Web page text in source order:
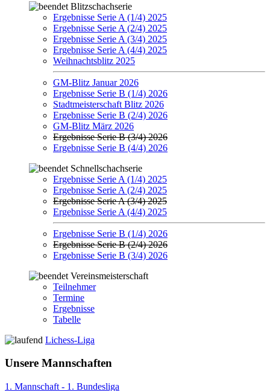
Blitzschachserie
Ergebnisse Serie A (1/4) 2025
Ergebnisse Serie A (2/4) 2025
Ergebnisse Serie A (3/4) 2025
Ergebnisse Serie A (4/4) 2025
Weihnachtsblitz 2025
GM-Blitz Januar 2026
Ergebnisse Serie B (1/4) 2026
Stadtmeisterschaft Blitz 2026
Ergebnisse Serie B (2/4) 2026
GM-Blitz März 2026
Ergebnisse Serie B (3/4) 2026
Ergebnisse Serie B (4/4) 2026
Schnellschachserie
Ergebnisse Serie A (1/4) 2025
Ergebnisse Serie A (2/4) 2025
Ergebnisse Serie A (3/4) 2025
Ergebnisse Serie A (4/4) 2025
Ergebnisse Serie B (1/4) 2026
Ergebnisse Serie B (2/4) 2026
Ergebnisse Serie B (3/4) 2026
Vereinsmeisterschaft
Teilnehmer
Termine
Ergebnisse
Tabelle
Lichess-Liga
Unsere Mannschaften
1. Mannschaft - 1. Bundesliga